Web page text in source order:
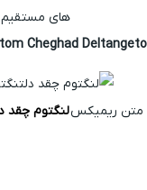
های مستقیم
Cheghad
متن ریمیکسلنگتوم چقد